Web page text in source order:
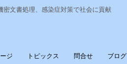
文書処理、感染症対策で社会に貢献
ジ トピックス 問合せ ブログ